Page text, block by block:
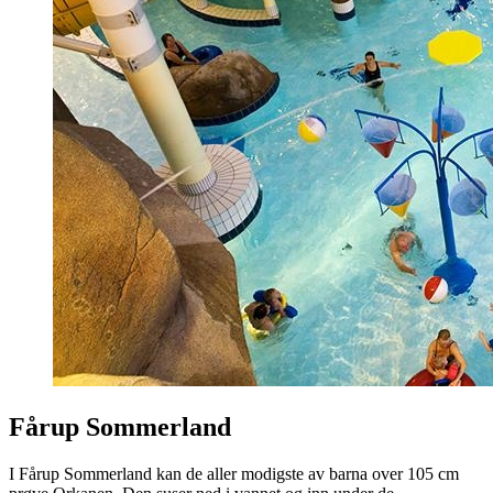
Fårup Sommerland
I Fårup Sommerland kan de aller modigste av barna over 105 cm